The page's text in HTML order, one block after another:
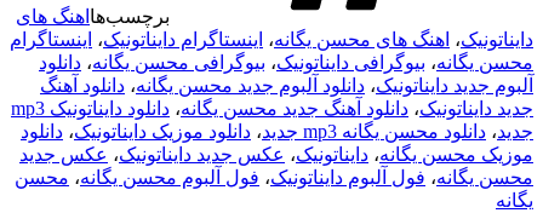
برچسب‌ها اهنگ های
دایناتونیک، اهنگ های محسن یگانه، اینستاگرام دایناتونیک، اینستاگرام
محسن یگانه، بیوگرافی دایناتونیک، بیوگرافی محسن یگانه، دانلود
آلبوم جدید دایناتونیک، دانلود آلبوم جدید محسن یگانه، دانلود آهنگ
جدید دایناتونیک، دانلود آهنگ جدید محسن یگانه،
دانلود دایناتونیک mp3
جدید، دانلود محسن یگانه mp3 جدید ، دانلود موزیک دایناتونیک، دانلود
موزیک محسن یگانه، دایناتونیک، عکس جدید دایناتونیک، عکس جدید
محسن یگانه، فول آلبوم دایناتونیک، فول آلبوم محسن یگانه، محسن
یگانه